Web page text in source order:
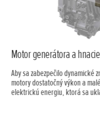
Motor generátora a
Aby sa zabezpečilo dynamické
motory dostatočný výkon a
elektrickú energiu, ktorá sa